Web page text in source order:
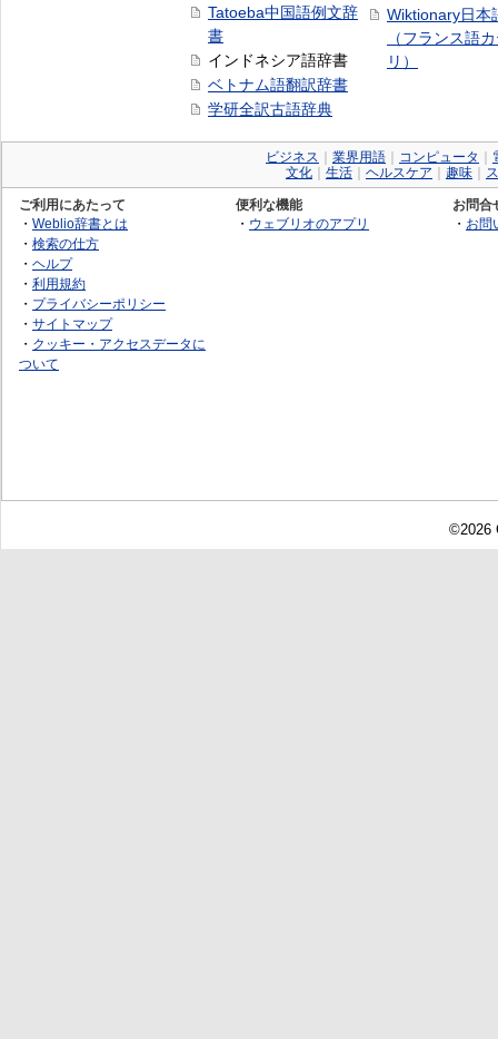
Tatoeba中国語例文辞
書
インドネシア語辞書
ベトナム語翻訳辞書
学研全訳古語辞典
Wiktionary日本
（フランス語
リ）
ビジネス 業界用語 コンピュータ
文化
生活 ヘルスケア 趣味
ご利用にあたって
・ Weblio辞書とは
・ 検索の仕方
・ ヘルプ
・ 利用規約
・ プライバシーポリシー
・ サイトマップ
・ クッキー・アクセスデータに
ついて
便利な機能
・ ウェブリオのアプリ
お問合
・ お問
©2026